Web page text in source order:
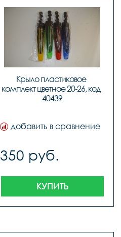
Крыло пластиковое
комплект цветное 20-26, код
40439
добавить в сравнение
350 руб.
КУПИТЬ